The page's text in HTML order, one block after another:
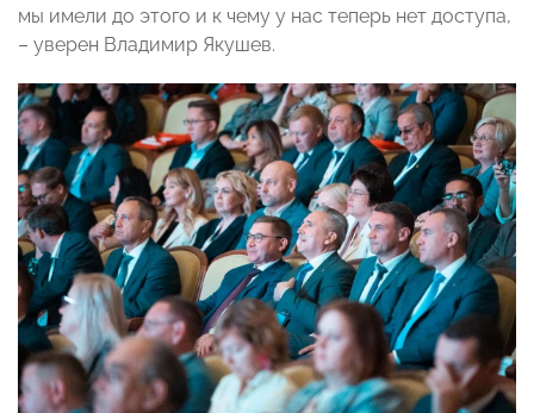
мы имели до этого и к чему у нас теперь нет доступа,
– уверен Владимир Якушев.